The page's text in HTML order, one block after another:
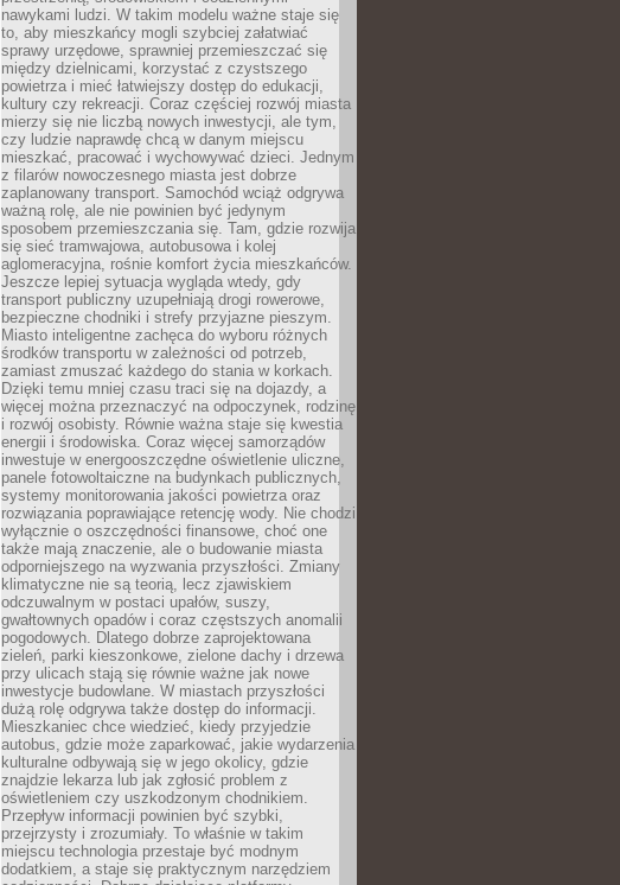
nawykami ludzi. W takim modelu ważne staje się
to, aby mieszkańcy mogli szybciej załatwiać
sprawy urzędowe, sprawniej przemieszczać się
między dzielnicami, korzystać z czystszego
powietrza i mieć łatwiejszy dostęp do edukacji,
kultury czy rekreacji. Coraz częściej rozwój miasta
mierzy się nie liczbą nowych inwestycji, ale tym,
czy ludzie naprawdę chcą w danym miejscu
mieszkać, pracować i wychowywać dzieci. Jednym
z filarów nowoczesnego miasta jest dobrze
zaplanowany transport. Samochód wciąż odgrywa
ważną rolę, ale nie powinien być jedynym
sposobem przemieszczania się. Tam, gdzie rozwija
się sieć tramwajowa, autobusowa i kolej
aglomeracyjna, rośnie komfort życia mieszkańców.
Jeszcze lepiej sytuacja wygląda wtedy, gdy
transport publiczny uzupełniają drogi rowerowe,
bezpieczne chodniki i strefy przyjazne pieszym.
Miasto inteligentne zachęca do wyboru różnych
środków transportu w zależności od potrzeb,
zamiast zmuszać każdego do stania w korkach.
Dzięki temu mniej czasu traci się na dojazdy, a
więcej można przeznaczyć na odpoczynek, rodzinę
i rozwój osobisty. Równie ważna staje się kwestia
energii i środowiska. Coraz więcej samorządów
inwestuje w energooszczędne oświetlenie uliczne,
panele fotowoltaiczne na budynkach publicznych,
systemy monitorowania jakości powietrza oraz
rozwiązania poprawiające retencję wody. Nie chodzi
wyłącznie o oszczędności finansowe, choć one
także mają znaczenie, ale o budowanie miasta
odporniejszego na wyzwania przyszłości. Zmiany
klimatyczne nie są teorią, lecz zjawiskiem
odczuwalnym w postaci upałów, suszy,
gwałtownych opadów i coraz częstszych anomalii
pogodowych. Dlatego dobrze zaprojektowana
zieleń, parki kieszonkowe, zielone dachy i drzewa
przy ulicach stają się równie ważne jak nowe
inwestycje budowlane. W miastach przyszłości
dużą rolę odgrywa także dostęp do informacji.
Mieszkaniec chce wiedzieć, kiedy przyjedzie
autobus, gdzie może zaparkować, jakie wydarzenia
kulturalne odbywają się w jego okolicy, gdzie
znajdzie lekarza lub jak zgłosić problem z
oświetleniem czy uszkodzonym chodnikiem.
Przepływ informacji powinien być szybki,
przejrzysty i zrozumiały. To właśnie w takim
miejscu technologia przestaje być modnym
dodatkiem, a staje się praktycznym narzędziem